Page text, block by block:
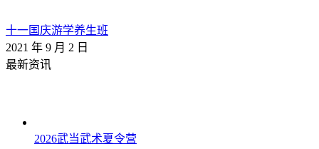
十一国庆游学养生班
2021 年 9 月 2 日
最新资讯
2026武当武术夏令营